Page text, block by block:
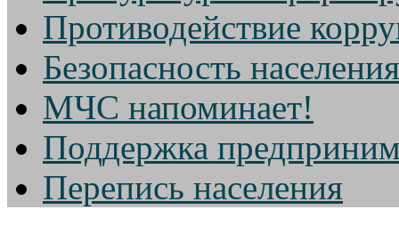
Противодействие
Безопасность населения
МЧС напоминает!
Поддержка
Перепись населения